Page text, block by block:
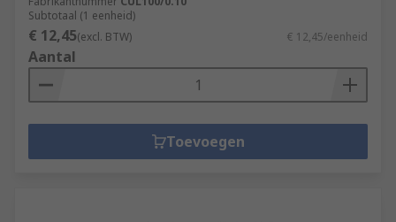
Subtotaal (1 eenheid)
€ 12,45(excl. BTW) € 12,45/eenheid
Aantal
Toevoegen